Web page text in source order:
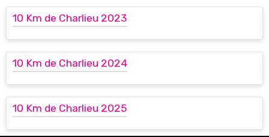
10 Km de Charlieu 2023
10 Km de Charlieu 2024
10 Km de Charlieu 2025